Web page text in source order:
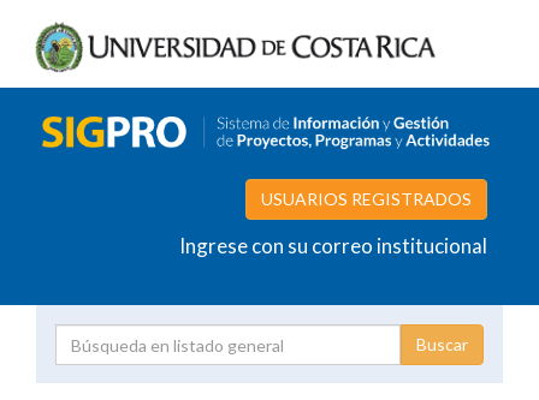
USUARIOS REGISTRADOS
Ingrese con su correo institucional